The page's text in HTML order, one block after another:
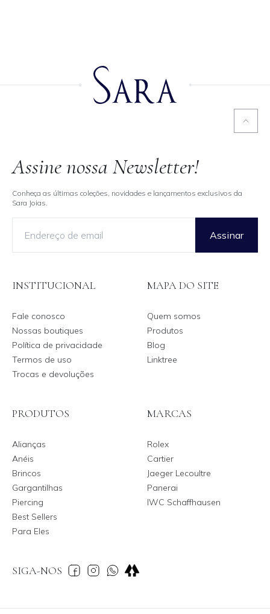
PRODUTOS
Alianças
Anéis
Brincos
Gargantilhas
Piercing
Best Sellers
Para Eles
MAPA DO SITE
Quem somos
Produtos
Blog
Linktree
INSTITUCIONAL
Fale conosco
Nossas boutiques
Política de privacidade
Termos de uso
Trocas e devoluções
Assine nossa Newsletter!
Conheça as últimas coleções, novidades e lançamentos exclusivos da
Sara Joias.
Assinar
MARCAS
Rolex
Cartier
Jaeger Lecoultre
Panerai
IWC Schaffhausen
SIGA-NOS